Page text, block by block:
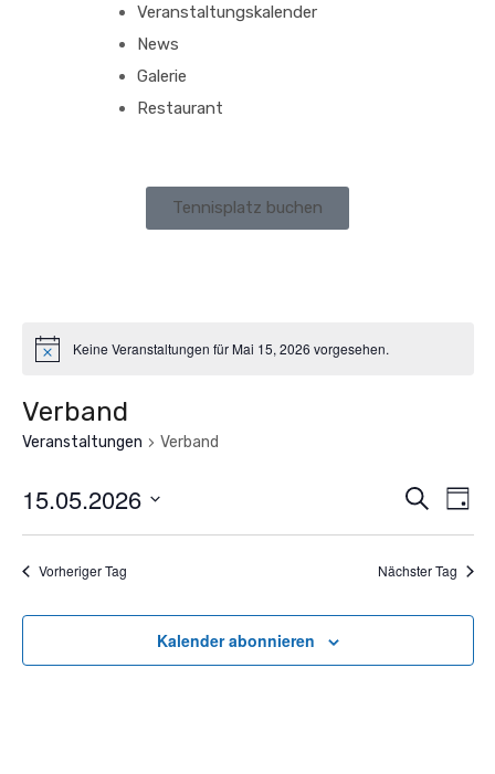
Veranstaltungskalender
News
Galerie
Restaurant
Tennisplatz buchen
Keine Veranstaltungen für Mai 15, 2026 vorgesehen.
Verband
Veranstaltungen Verband
und
Suche
Tag
15.05.2026
Datum
wählen.
Vorheriger Tag Nächster Tag
Kalender abonnieren